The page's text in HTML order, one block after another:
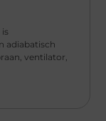
is
adiabatisch
ventilator,